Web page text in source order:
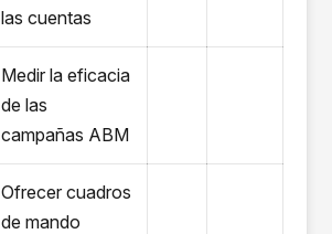
las cuentas
Medir la eficacia
de las
campañas ABM
Ofrecer cuadros
de mando